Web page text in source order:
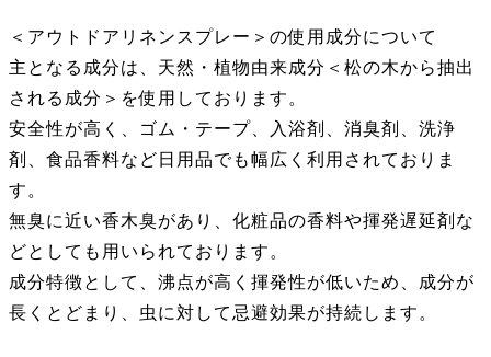
＜アウトドアリネンスプレー＞の使用成分について
主となる成分は、天然・植物由来成分＜松の木から抽出
される成分＞を使用しております。
安全性が高く、ゴム・テープ、入浴剤、消臭剤、洗浄
剤、食品香料など日用品でも幅広く利用されておりま
す。
無臭に近い香木臭があり、化粧品の香料や揮発遅延剤な
どとしても用いられております。
成分特徴として、沸点が高く揮発性が低いため、成分が
長くとどまり、虫に対して忌避効果が持続します。